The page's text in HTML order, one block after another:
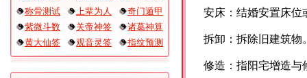
称骨测试
上辈为人
奇门遁甲
紫微斗数
关帝神签
诸葛神算
黄大仙签
观音灵签 指纹预测
安床：结婚安置床位
拆卸：拆除旧建筑物
修造：指阳宅增造与